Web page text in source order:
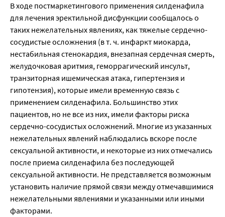
В ходе постмаркетингового применения силденафила
для лечения эректильной дисфункции сообщалось о
таких нежелательных явлениях, как тяжелые сердечно-
сосудистые осложнения (в т. ч. инфаркт миокарда,
нестабильная стенокардия, внезапная сердечная смерть,
желудочковая аритмия, геморрагический инсульт,
транзиторная ишемическая атака, гипертензия и
гипотензия), которые имели временную связь с
применением силденафила. Большинство этих
пациентов, но не все из них, имели факторы риска
сердечно-сосудистых осложнений. Многие из указанных
нежелательных явлений наблюдались вскоре после
сексуальной активности, и некоторые из них отмечались
после приема силденафила без последующей
сексуальной активности. Не представляется возможным
установить наличие прямой связи между отмечавшимися
нежелательными явлениями и указанными или иными
факторами.